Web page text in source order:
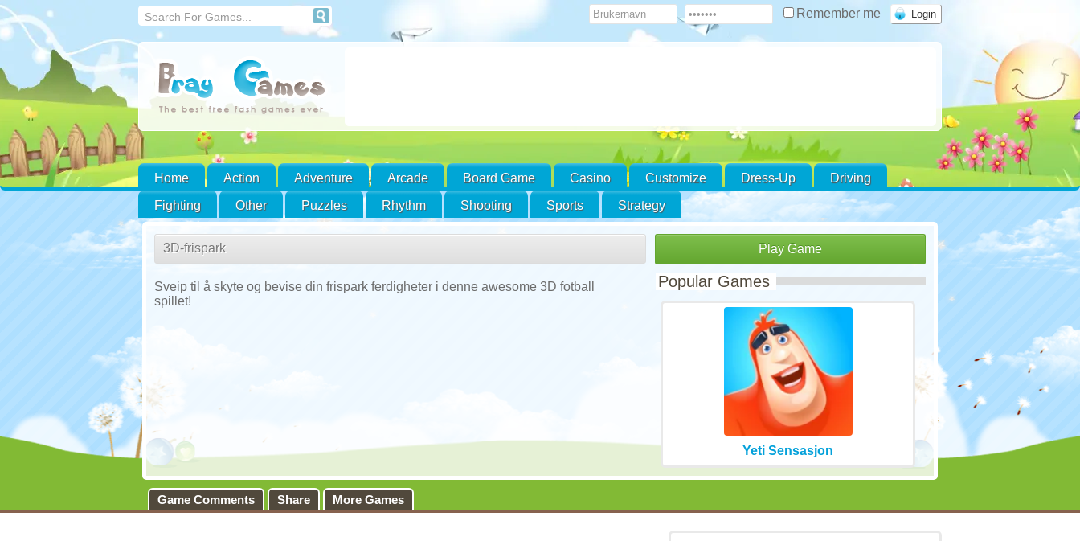
Remember me
Home Action Adventure Arcade Board Game Casino Customize Dress-Up
Driving
Fighting
Other Puzzles Rhythm Shooting Sports Strategy
3D-frispark Play Game
Sveip til å skyte og bevise din frispark ferdigheter i denne awesome 3D fotball
spillet!
Popular Games
Yeti Sensasjon
Game Comments Share More Games